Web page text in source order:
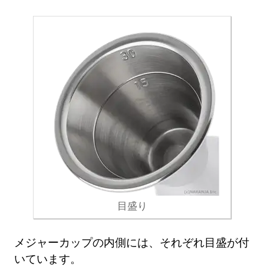
目盛り
メジャーカップの内側には、それぞれ目盛が付
いています。